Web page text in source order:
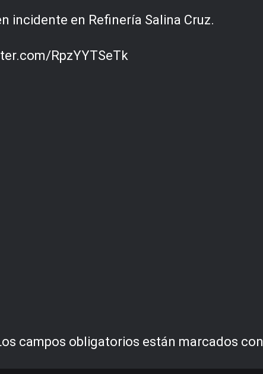
incidente en Refinería Salina Cruz.
RpzYYTSeTk
campos obligatorios están marcados con